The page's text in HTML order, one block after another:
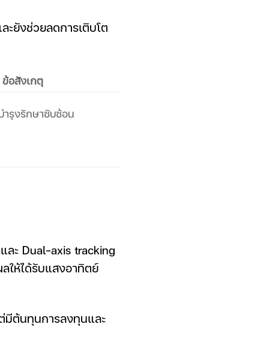
ยังช่วยลดการเติบโต
ข้อสังเกตุ
ำรุงรักษาซับซ้อน
ะ Dual-axis tracking
ให้ได้รับแสงอาทิตย์
มีต้นทุนการลงทุนและ